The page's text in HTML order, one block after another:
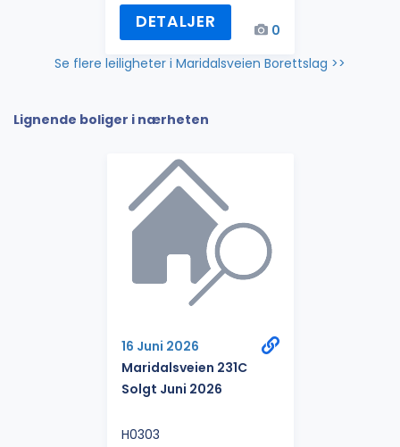
DETALJER
0
Se flere leiligheter i Maridalsveien Borettslag >>
Lignende boliger i nærheten
16 Juni 2026
Maridalsveien 231C
Solgt Juni 2026
H0303